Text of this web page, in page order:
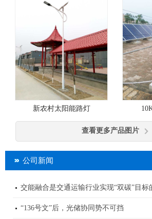
新农村太阳能路灯
查看更多产品图片
公司新闻
交能融合是交通运输行业实现“双碳”目标
“136号文”后，光储协同势不可挡